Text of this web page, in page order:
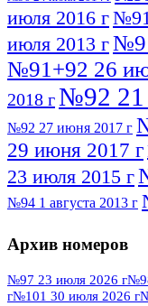
июля 2016 г
июля 2013 г
№91+92 26
2018 г№92 21
№92 27 июня 2017 г
29 июня 2017 г
23 июля 2015 г
№94 1 августа 2013 г
№95 7 августа
№95 28 июля
Архив номеров
№97 23 июля 2026 г
г№101 30 июля 2026 г